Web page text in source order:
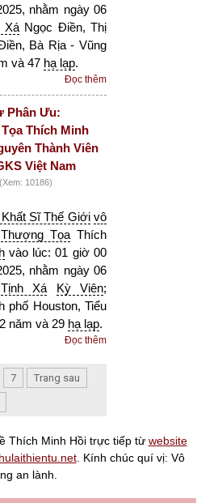
nhằm ngày 06
XáNgọc Điền, Thị
Bà Rịa - Vũng
và 47 hạ lạp.
Đọc thêm
Phân Ưu:
Thích Minh
Thành Viên
Việt Nam
(Xem: 10186)
Sĩ Thế Giới vô
Thượng TọaThích
vào lúc: 01 giờ 00
nhằm ngày 06
Tịnh Xá Kỳ Viên;
phố Houston, Tiểu
năm và 29 hạ lạp.
Đọc thêm
7
Trang sau
Thích Minh Hồi trực tiếp từ website
. Kính chúc quí vị: Vô
an lành.